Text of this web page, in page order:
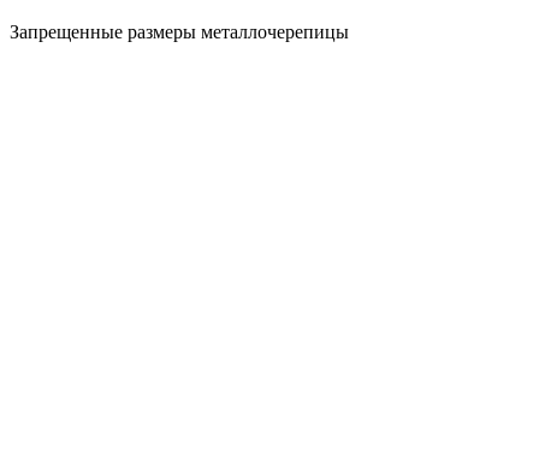
Запрещенные размеры металлочерепицы